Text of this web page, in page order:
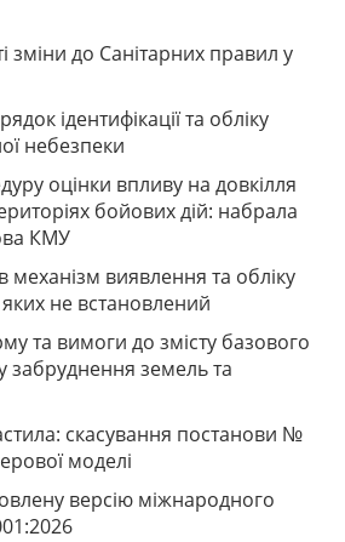
зміни до Санітарних правил у
ідентифікації та обліку
небезпеки
оцінки впливу на довкілля
бойових дій: набрала
КМУ
механізм виявлення та обліку
яких не встановлений
та вимоги до змісту базового
забруднення земель та
скасування постанови №
моделі
версію міжнародного